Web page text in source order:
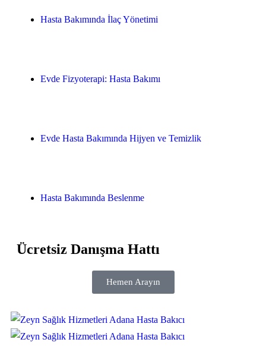
Hasta Bakımında İlaç Yönetimi
Evde Fizyoterapi: Hasta Bakımı
Evde Hasta Bakımında Hijyen ve Temizlik
Hasta Bakımında Beslenme
Ücretsiz Danışma Hattı
Hemen Arayın